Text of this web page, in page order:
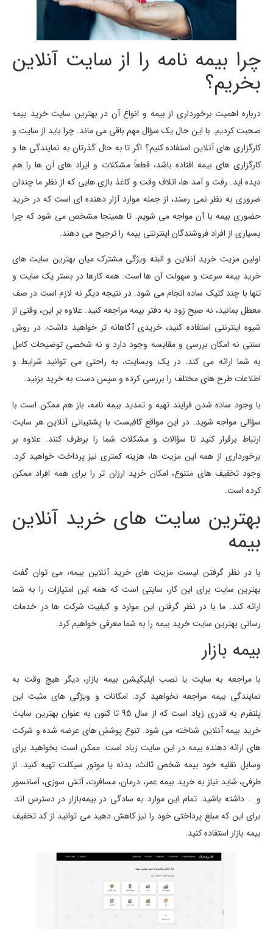
چرا بیمه نامه را از سایت آنلاین
بخریم؟
درباره اهمیت برخورداری از بیمه و انواع آن در بهترین سایت خرید بیمه
صحبت کردیم. با این حال یک سؤال مهم باقی می ماند. چرا باید از سایت و
کارگزاری های آنلاین استفاده کنیم؟ اگر تا به حال گذرتان به نمایندگی ها و
کارگزاری های بیمه افتاده باشد، قطعاً مشکلات و ایراد های آن ها را هم
دیده اید. رفت و آمد ها، اتلاف وقت و کاغذ بازی هایی که از نظر ما چندان
ضروری به نظر نمی رسند، از جمله موارد آزار دهنده ای است که در خرید
حضوری بیمه با آن مواجه می شویم. تا همینجا مشخص می شود که چرا
بسیاری از افراد فروشندگان اینترنتی بیمه را ترجیح می دهند.
اولین مزیت خرید آنلاین و البته ویژگی مشترک میان بهترین سایت های
خرید بیمه سرعت و سهولت آن ها است. همه کارها در بستر یک سایت و
تنها با چند کلیک ساده انجام می شود. در نتیجه دیگر نه لازم است در صف
معطل بمانید، نه صبح زود به دفتر بیمه مراجعه کنید. علاوه بر این، وقتی از
شیوه اینترنتی استفاده کنید، خریدی آگاهانه تر خواهید داشت. در روش
سنتی نه امکان بررسی و مقایسه وجود دارد و نه شخصی توضیحات کامل
به شما ارائه می کند. در یک وبسایت، به راحتی می توانید شرایط و
اطلاعات طرح های مختلف را بررسی کرده و سپس دست به خرید بزنید.
با وجود ساده شدن فرایند تهیه و تمدید بیمه نامه، باز هم ممکن است با
سؤالی مواجه شوید. در این مواقع کافیست با پشتیبانی آنلاین هر سایت
ارتباط برقرار کنید تا سؤالات و مشکلات شما را برطرف کنند. علاوه بر
برخورداری از همه این مزیت ها، هزینه کمتری نیز پرداخت خواهید کرد.
وجود تخفیف های متنوع، امکان خرید ارزان تر را برای همه افراد ممکن
کرده است.
بهترین سایت های خرید آنلاین
بیمه
با در نظر گرفتن لیست مزیت های خرید آنلاین بیمه، می توان گفت
بهترین سایت برای این کار، سایتی است که همه این امتیازات را به شما
ارائه کند. ما با در نظر گرفتن این موارد و کیفیت شرکت ها در خدمات
رسانی بهترین سایت خرید بیمه را به شما معرفی خواهیم کرد.
بیمه بازار
با مراجعه به سایت یا نصب اپلیکیشن بیمه بازار، دیگر هیچ وقت به
نمایندگی بیمه مراجعه نخواهید کرد. امکانات و ویژگی های مثبت این
پلتفرم به قدری زیاد است که از سال 95 تا کنون به عنوان بهترین سایت
خرید بیمه آنلاین شناخته می شود. تنوع پوشش های عرضه شده و شرکت
های ارائه دهنده بیمه در این سایت زیاد است. ممکن است بخواهید برای
وسایل نقلیه خود بیمه شخص ثالث، بدنه یا موتور سیکلت تهیه کنید. از
طرفی، شاید نیاز به خرید بیمه عمر، درمان، مسافرت، آتش سوزی، آسانسور
و … داشته باشید. تمام این موارد به سادگی در بیمه‌بازار در دسترس اند.
برای این که مبلغ پرداختی خود را نیز کاهش دهید می توانید از کد تخفیف
بیمه بازار استفاده کنید.